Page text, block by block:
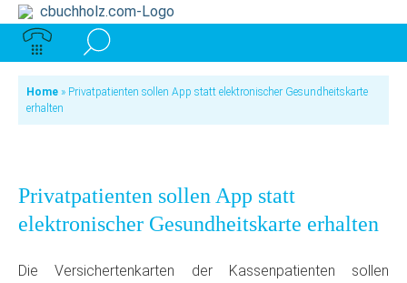
Home » Privatpatienten sollen App statt elektronischer Gesundheitskarte
erhalten
Privatpatienten sollen App statt
elektronischer Gesundheitskarte erhalten
Die Versichertenkarten der Kassenpatienten sollen